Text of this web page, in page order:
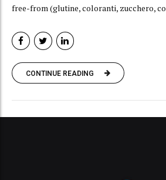
free-from (glutine, coloranti, zucchero,
CONTINUE READING